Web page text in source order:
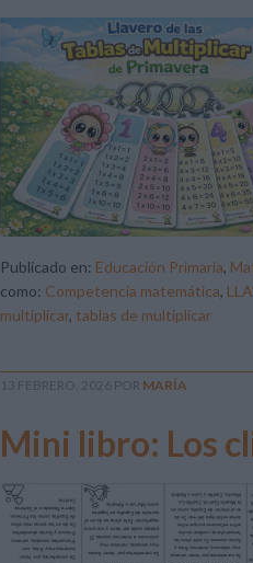
Publicado en: Educación Primaria,
como: Competencia matemática,
multiplicar, tablas de multiplicar
13 FEBRERO, 2026 POR MARÍA
Mini libro: Los